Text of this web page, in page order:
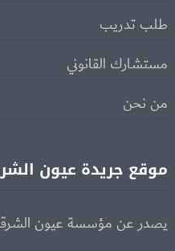
طلب تدريب
مستشارك القانوني
من نحن
موقع جريدة عيون
يصدر عن مؤسسة عيون الشرقية